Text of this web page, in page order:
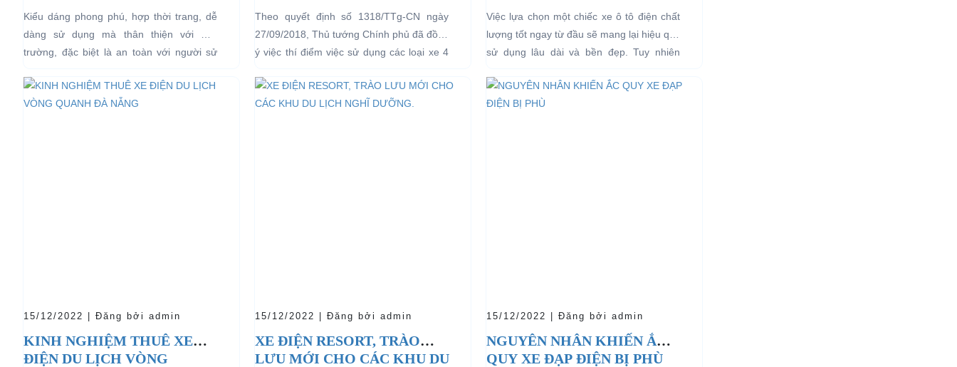
CHẠY NHẤT HIỆN NAY
Kiểu dáng phong phú, hợp thời trang, dễ
dàng sử dụng mà thân thiện với môi
trường, đặc biệt là an toàn với người sử
04 BÁNH CHỞ KHÁCH DU
LỊCH TẠI CÁC KHU VỰC
HẠN CHẾ
Theo quyết định số 1318/TTg-CN ngày
27/09/2018, Thủ tướng Chính phủ đã đồng
ý việc thí điểm việc sử dụng các loại xe 4
CHO XE
Việc lựa chọn một chiếc xe ô tô điện chất
lượng tốt ngay từ đầu sẽ mang lại hiệu quả
sử dụng lâu dài và bền đẹp. Tuy nhiên
15/12/2022 | Đăng bởi admin
KINH NGHIỆM THUÊ XE
ĐIỆN DU LỊCH VÒNG
15/12/2022 | Đăng bởi admin
XE ĐIỆN RESORT, TRÀO
LƯU MỚI CHO CÁC KHU DU
15/12/2022 | Đăng bởi admin
NGUYÊN NHÂN KHIẾN ẮC
QUY XE ĐẠP ĐIỆN BỊ PHÙ